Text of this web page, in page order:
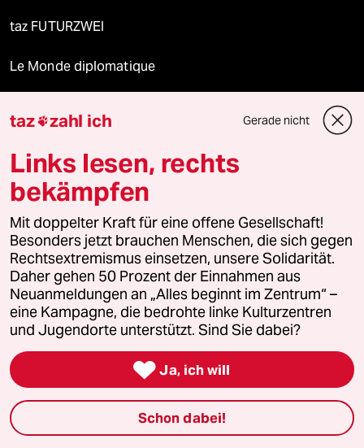
taz FUTURZWEI
Le Monde diplomatique
Mehr taz Angebote
Reisen
Kantine
Shop
Anzeigen
Fragen & Hilfe
taz zahl ich Gerade nicht
Links lesen, rechts
bekämpfen
Mit doppelter Kraft für eine offene Gesellschaft!
Besonders jetzt brauchen Menschen, die sich gegen
Rechtsextremismus einsetzen, unsere Solidarität.
Daher gehen 50 Prozent der Einnahmen aus
Neuanmeldungen an „Alles beginnt im Zentrum“ –
eine Kampagne, die bedrohte linke Kulturzentren
und Jugendorte unterstützt. Sind Sie dabei?
 Ja, ich will
Schon dabei!